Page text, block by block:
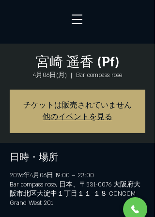
宮崎 遥香 (Pf)
4月06日(月)
  |
Bar compass rose
チケットは販売されていません
他のイベントを見る
日時・場所
2026年4月06日 19:00 – 23:00
Bar compass rose, 日本、〒531-0076 大阪府大
阪市北区大淀中１丁目１１−１８ CONCOM
Grand West 201